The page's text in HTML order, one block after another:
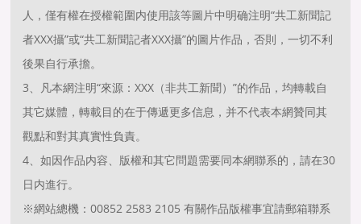
人，僅有權在授權範圍内使用該等圖片中明确注明“共工新聞記
者XXX攝”或“共工新聞記者XXX攝”的圖片作品，否則，一切不利
後果自行承擔。
3、凡本網注明“來源：XXX（非共工新聞）”的作品，均轉載自
其它媒體，轉載目的在于傳遞更多信息，并不代表本網贊同其
觀點和對其真實性負責。
4、如因作品内容、版權和其它問題需要同本網聯系的，請在30
日内進行。
※網站總機：00852 2583 2105 有關作品版權事宜請郵箱聯系